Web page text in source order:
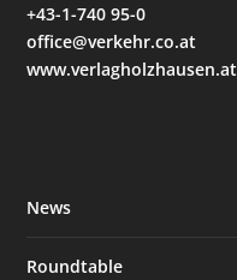
+43-1-740 95-0
office@verkehr.co.at
www.verlagholzhausen.at
News
Roundtable